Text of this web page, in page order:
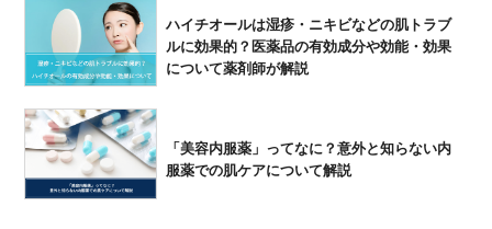
ハイチオールは湿疹・ニキビなどの肌トラブ
ルに効果的？医薬品の有効成分や効能・効果
について薬剤師が解説
「美容内服薬」ってなに？意外と知らない内
服薬での肌ケアについて解説